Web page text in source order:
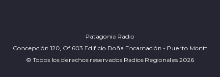
Patagonia Radio
Concepción 120, Of 603 Edificio Doña Encarnación - Puerto Montt
© Todos los derechos reservados Radios Regionales 2026